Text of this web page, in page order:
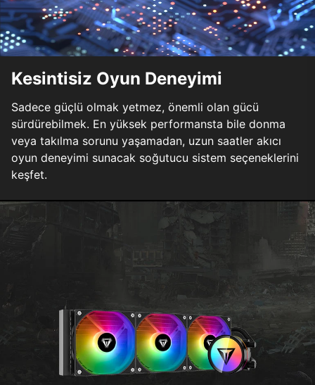
Kesintisiz Oyun Deneyimi
Sadece güçlü olmak yetmez, önemli olan gücü
sürdürebilmek. En yüksek performansta bile donma
veya takılma sorunu yaşamadan, uzun saatler akıcı
oyun deneyimi sunacak soğutucu sistem seçeneklerini
keşfet.